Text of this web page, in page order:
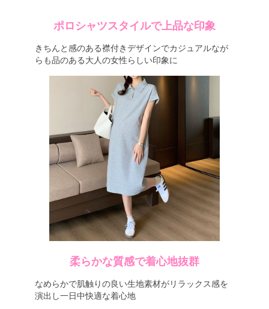
ポロシャツスタイルで上品な印象
きちんと感のある襟付きデザインでカジュアルなが
らも品のある大人の女性らしい印象に
柔らかな質感で着心地抜群
なめらかで肌触りの良い生地素材がリラックス感を
演出し一日中快適な着心地